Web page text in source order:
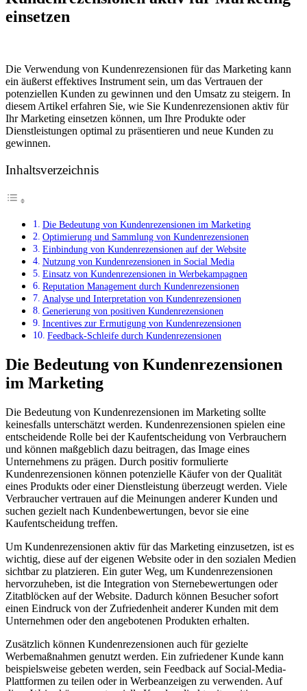
einsetzen
Die Verwendung von Kundenrezensionen für das Marketing kann
ein äußerst effektives Instrument sein, um das Vertrauen der
potenziellen Kunden zu gewinnen und den Umsatz zu steigern. In
diesem Artikel erfahren Sie, wie Sie Kundenrezensionen aktiv für
Ihr Marketing einsetzen können, um Ihre Produkte oder
Dienstleistungen optimal zu präsentieren und neue Kunden zu
gewinnen.
Inhaltsverzeichnis
Die Bedeutung von Kundenrezensionen im Marketing
Optimierung und Sammlung von Kundenrezensionen
Einbindung von Kundenrezensionen auf der Website
Nutzung von Kundenrezensionen in Social Media
Einsatz von Kundenrezensionen in Werbekampagnen
Reputation Management durch Kundenrezensionen
Analyse und Interpretation von Kundenrezensionen
Generierung von positiven Kundenrezensionen
Incentives zur Ermutigung von Kundenrezensionen
Feedback-Schleife durch Kundenrezensionen
Die Bedeutung von Kundenrezensionen
im Marketing
Die Bedeutung von Kundenrezensionen im Marketing sollte
keinesfalls unterschätzt werden. Kundenrezensionen spielen eine
entscheidende Rolle bei der Kaufentscheidung von Verbrauchern
und können maßgeblich dazu beitragen, das Image eines
Unternehmens zu prägen. Durch positiv formulierte
Kundenrezensionen können potenzielle Käufer von der Qualität
eines Produkts oder einer Dienstleistung überzeugt werden. Viele
Verbraucher vertrauen auf die Meinungen anderer Kunden und
suchen gezielt nach Kundenbewertungen, bevor sie eine
Kaufentscheidung treffen.
Um Kundenrezensionen aktiv für das Marketing einzusetzen, ist es
wichtig, diese auf der eigenen Website oder in den sozialen Medien
sichtbar zu platzieren. Ein guter Weg, um Kundenrezensionen
hervorzuheben, ist die Integration von Sternebewertungen oder
Zitatblöcken auf der Website. Dadurch können Besucher sofort
einen Eindruck von der Zufriedenheit anderer Kunden mit dem
Unternehmen oder den angebotenen Produkten erhalten.
Zusätzlich können Kundenrezensionen auch für gezielte
Werbemaßnahmen genutzt werden. Ein zufriedener Kunde kann
beispielsweise gebeten werden, sein Feedback auf Social-Media-
Plattformen zu teilen oder in Werbeanzeigen zu verwenden. Auf